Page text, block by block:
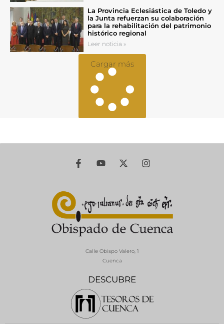
La Provincia Eclesiástica de Toledo y
la Junta refuerzan su colaboración
para la rehabilitación del patrimonio
histórico regional
Leer noticia »
Cargar más
DESCUBRE
Calle Obispo Valero, 1
Cuenca